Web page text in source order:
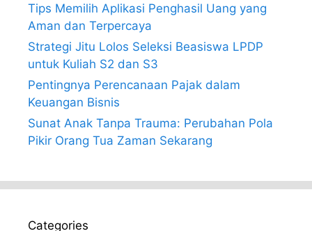
Tips Memilih Aplikasi Penghasil Uang yang
Aman dan Terpercaya
Strategi Jitu Lolos Seleksi Beasiswa LPDP
untuk Kuliah S2 dan S3
Pentingnya Perencanaan Pajak dalam
Keuangan Bisnis
Sunat Anak Tanpa Trauma: Perubahan Pola
Pikir Orang Tua Zaman Sekarang
Categories